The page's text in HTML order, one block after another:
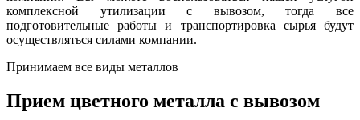
комплексной утилизации с вывозом, тогда все
подготовительные работы и транспортировка сырья будут
осуществляться силами компании.
Принимаем все виды металлов
Прием цветного металла с вывозом